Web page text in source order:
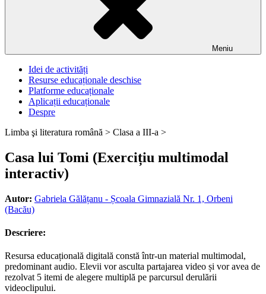
Meniu
Idei de activități
Resurse educaționale deschise
Platforme educaționale
Aplicații educaționale
Despre
Limba şi literatura română > Clasa a III-a >
Casa lui Tomi (Exercițiu multimodal
interactiv)
Autor: Gabriela Gălățanu - Școala Gimnazială Nr. 1, Orbeni
(Bacău)
Descriere:
Resursa educațională digitală constă într-un material multimodal,
predominant audio. Elevii vor asculta partajarea video și vor avea de
rezolvat 5 itemi de alegere multiplă pe parcursul derulării
videoclipului.